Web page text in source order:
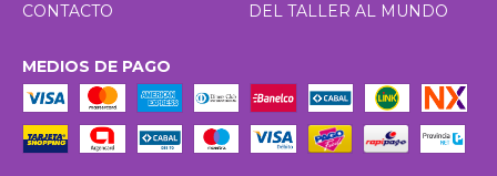
CONTACTO DEL TALLER AL MUNDO
MEDIOS DE PAGO